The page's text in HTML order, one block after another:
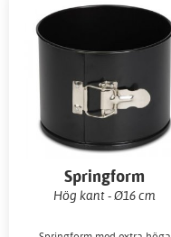
Springform
Hög kant - Ø16 cm